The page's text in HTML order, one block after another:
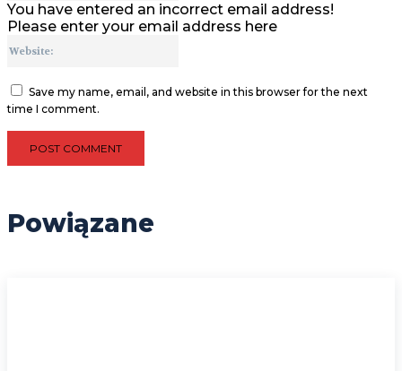
You have entered an incorrect email address!
Please enter your email address here
Save my name, email, and website in this browser for the next
time I comment.
Powiązane